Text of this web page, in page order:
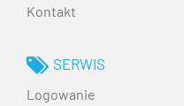
Kontakt
SERWIS
Logowanie